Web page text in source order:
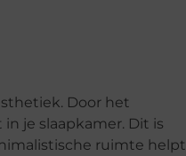
Door het
je slaapkamer. Dit is
ruimte helpt